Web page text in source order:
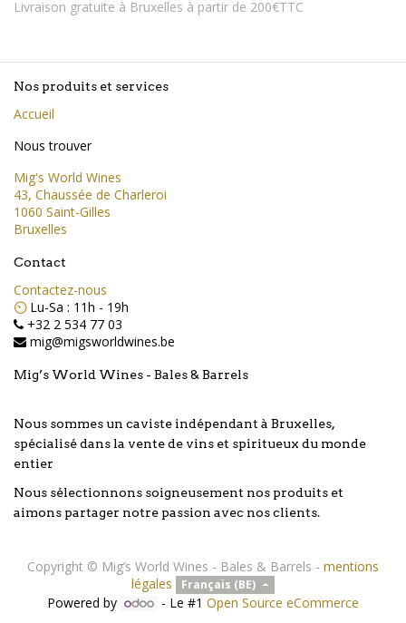
Livraison gratuite à Bruxelles à partir de 200€TTC
Nos produits et services
Accueil
Nous trouver
Mig's World Wines
43, Chaussée de Charleroi
1060 Saint-Gilles
Bruxelles
Contact
Contactez-nous
⏲️ Lu-Sa : 11h - 19h
+32 2 534 77 03
mig@migsworldwines.be
Mig’s World Wines - Bales & Barrels
Nous sommes un caviste indépendant à Bruxelles,
spécialisé dans la vente de vins et spiritueux du monde
entier
Nous sélectionnons soigneusement nos produits et
aimons partager notre passion avec nos clients.
Copyright © Mig’s World Wines - Bales & Barrels - mentions
légales
Français (BE)
Powered by - Le #1 Open Source eCommerce